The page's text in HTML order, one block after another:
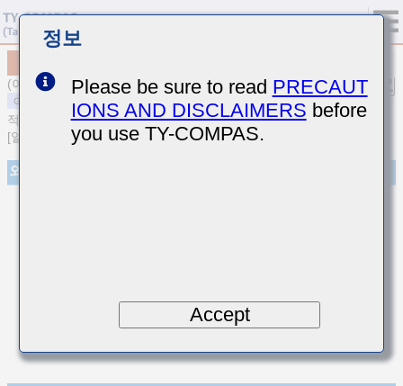
(이전품번 TMK021CJ3R8BK-W)
적층 세라믹 커패시터
[일반용 적층 세라믹 커패시터(온도보상용)]
외관
정보
Please be sure to read PRECAUT
IONS AND DISCLAIMERS before
you use TY-COMPAS.
Accept